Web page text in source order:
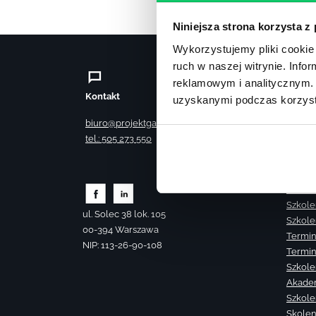
Niniejsza strona korzysta z
Wykorzystujemy pliki
ruch w naszej witrynie.
reklamowym i
uzyskanymi podczas
Kontakt
biuro@projektgamma.pl
tel.: 505 273 550
ul. Solec 38 lok. 105
00-394 Warszawa
NIP: 113-26-90-108